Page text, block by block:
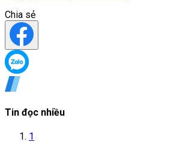
Chia sẻ
Tin đọc nhiều
1